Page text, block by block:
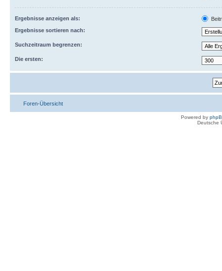
Ergebnisse anzeigen als:
Ergebnisse sortieren nach:
Suchzeitraum begrenzen:
Die ersten:
Foren-Übersicht
Powered by
Deutsche